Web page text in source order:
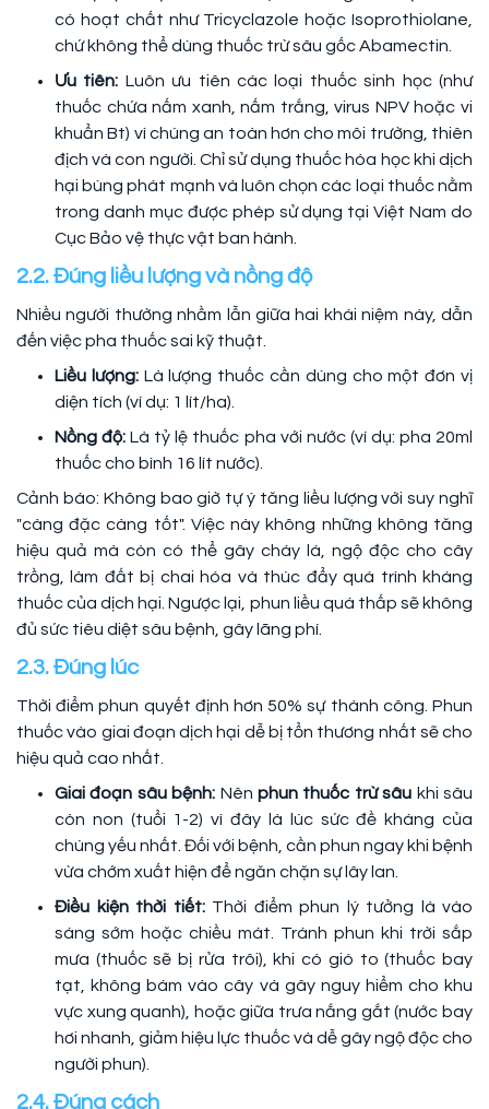
có hoạt chất như Tricyclazole hoặc Isoprothiolane,
chứ không thể dùng thuốc trừ sâu gốc Abamectin.
Ưu tiên: Luôn ưu tiên các loại thuốc sinh học (như
thuốc chứa nấm xanh, nấm trắng, virus NPV hoặc vi
khuẩn Bt) vì chúng an toàn hơn cho môi trường, thiên
địch và con người. Chỉ sử dụng thuốc hóa học khi dịch
hại bùng phát mạnh và luôn chọn các loại thuốc nằm
trong danh mục được phép sử dụng tại Việt Nam do
Cục Bảo vệ thực vật ban hành.
2.2. Đúng liều lượng và nồng độ
Nhiều người thường nhầm lẫn giữa hai khái niệm này, dẫn
đến việc pha thuốc sai kỹ thuật.
Liều lượng:Là lượng thuốc cần dùng cho một đơn vị
diện tích (ví dụ: 1 lít/ha).
Nồng độ: Là tỷ lệ thuốc pha với nước (ví dụ: pha 20ml
thuốc cho bình 16 lít nước).
Cảnh báo: Không bao giờ tự ý tăng liều lượng với suy nghĩ
"càng đặc càng tốt". Việc này không những không tăng
hiệu quả mà còn có thể gây cháy lá, ngộ độc cho cây
trồng, làm đất bị chai hóa và thúc đẩy quá trình kháng
thuốc của dịch hại. Ngược lại, phun liều quá thấp sẽ không
đủ sức tiêu diệt sâu bệnh, gây lãng phí.
2.3. Đúng lúc
Thời điểm phun quyết định hơn 50% sự thành công. Phun
thuốc vào giai đoạn dịch hại dễ bị tổn thương nhất sẽ cho
hiệu quả cao nhất.
Giai đoạn sâu bệnh: Nênphun thuốc trừ sâu khi sâu
còn non (tuổi 1-2) vì đây là lúc sức đề kháng của
chúng yếu nhất. Đối với bệnh, cần phun ngay khi bệnh
vừa chớm xuất hiện để ngăn chặn sự lây lan.
Điều kiện thời tiết: Thời điểm phun lý tưởng là vào
sáng sớm hoặc chiều mát. Tránh phun khi trời sắp
mưa (thuốc sẽ bị rửa trôi), khi có gió to (thuốc bay
tạt, không bám vào cây và gây nguy hiểm cho khu
vực xung quanh), hoặc giữa trưa nắng gắt (nước bay
hơi nhanh, giảm hiệu lực thuốc và dễ gây ngộ độc cho
người phun).
2.4. Đúng cách